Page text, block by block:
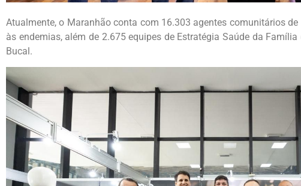
Atualmente, o Maranhão conta com 16.303 agentes comunitários
às endemias, além de 2.675 equipes de Estratégia Saúde da
Bucal.